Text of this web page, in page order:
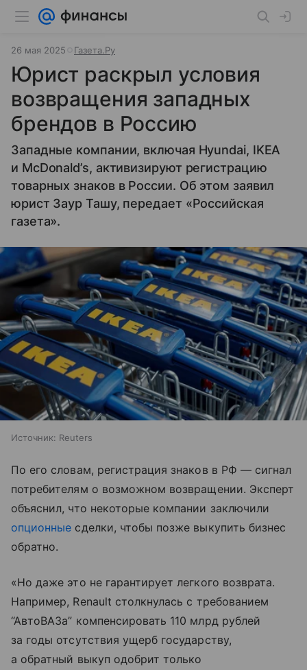
26 мая 2025 Газета.Ру
Юрист раскрыл условия
возвращения западных
брендов в Россию
Западные компании, включая Hyundai, IKEA
и McDonald’s, активизируют регистрацию
товарных знаков в России. Об этом заявил
юрист Заур Ташу, передает «Российская
газета».
Источник: Reuters
По его словам, регистрация знаков в РФ — сигнал
потребителям о возможном возвращении. Эксперт
объяснил, что некоторые компании заключили
опционные сделки, чтобы позже выкупить бизнес
обратно.
«Но даже это не гарантирует легкого возврата.
Например, Renault столкнулась с требованием
“АвтоВАЗа” компенсировать 110 млрд рублей
за годы отсутствия ущерб государству,
а обратный выкуп одобрит только